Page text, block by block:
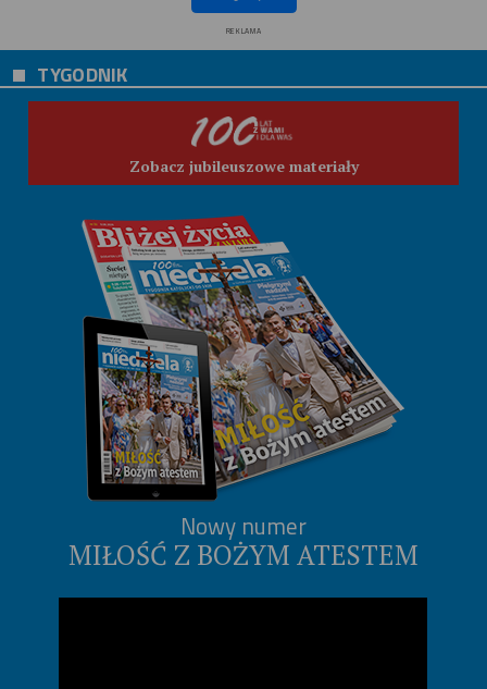
REKLAMA
TYGODNIK
Zobacz jubileuszowe materiały
Nowy numer
MIŁOŚĆ Z BOŻYM ATESTEM